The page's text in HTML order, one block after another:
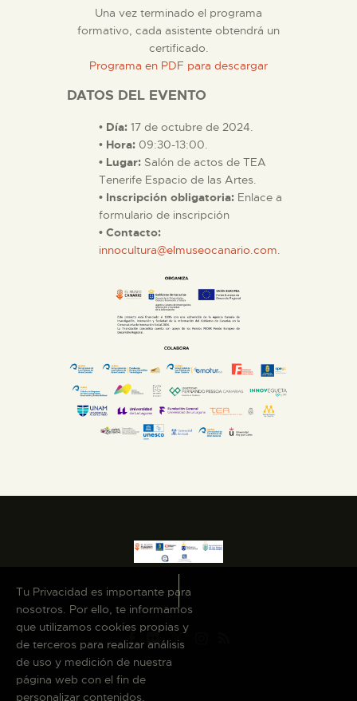
Una vez terminado el programa
formativo, cada asistente obtendrá un
certificado.
Programa en PDF para descargar
DATOS DEL EVENTO
• Día: 17 de octubre de 2024.
• Hora: 09:30-13:00.
• Lugar: Salón de actos de TEA
Tenerife Espacio de las Artes.
• Inscripción obligatoria: Enlace a
formulario de inscripción
• Contacto:
innocultura@elmuseocanario.com.
Tu Privacidad es importante para
nosotros. Por ello, te informamos
que utilizamos cookies propias y
de terceros para realizar análisis
de uso y medición de nuestra
página web con el fin de
personalizar contenidos,